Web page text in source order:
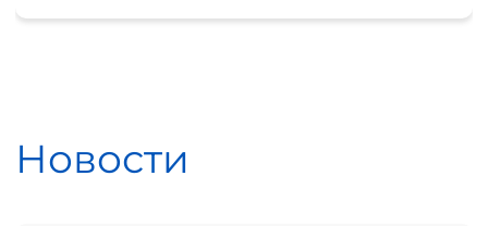
Новости